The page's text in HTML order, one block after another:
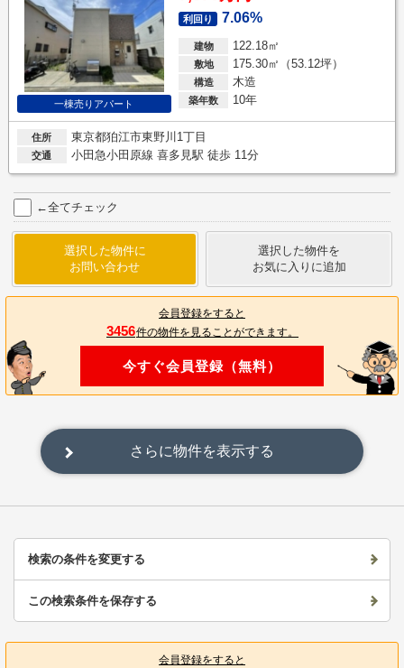
一棟売りアパート
利回り 7.06%
建物 122.18㎡
敷地 175.30㎡（53.12坪）
構造 木造
築年数 10年
住所 東京都狛江市東野川1丁目
交通 小田急小田原線 喜多見駅 徒歩 11分
←全てチェック
選択した物件に
お問い合わせ
選択した物件を
お気に入りに追加
会員登録をすると
3456件の物件を見ることができます。
今すぐ会員登録（無料）
さらに物件を表示する
検索の条件を変更する
この検索条件を保存する
会員登録をすると